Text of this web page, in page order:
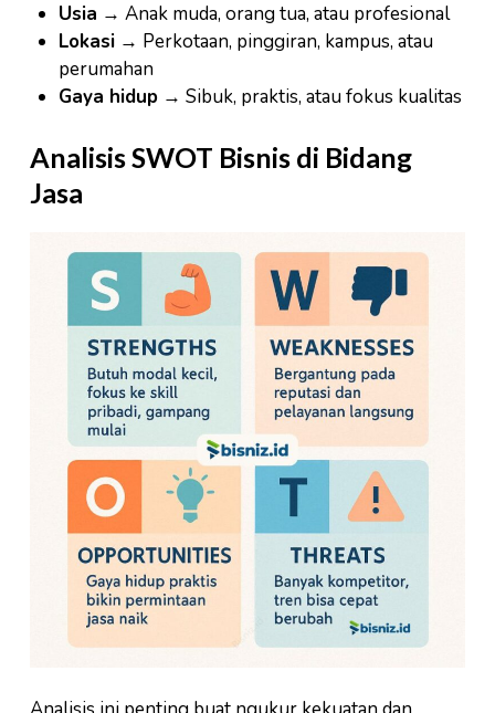
Usia → Anak muda, orang tua, atau profesional
Lokasi→ Perkotaan, pinggiran, kampus, atau
perumahan
Gaya hidup→ Sibuk, praktis, atau fokus kualitas
Analisis SWOT Bisnis di Bidang
Jasa